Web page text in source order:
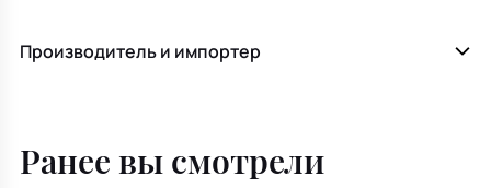
Производитель и импортер
Ранее вы смотрели